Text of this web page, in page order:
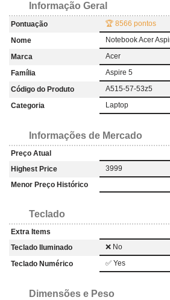
Informação Geral
Pontuação
🏆 8566 pontos
Nome
Notebook Acer
Marca
Acer
Família
Aspire 5
Código do Produto
A515-57-53z5
Categoria
Laptop
Informações de Mercado
Preço Atual
Highest Price
3999
Menor Preço Histórico
Teclado
Extra Items
Teclado Iluminado
❌ No
Teclado Numérico
✅ Yes
Dimensões e Peso